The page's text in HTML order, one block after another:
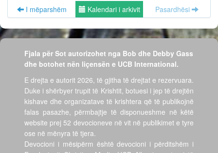
I mëparshëm Kalendari i arkivit Pasardhësi
Fjala për Sot autorizohet nga Bob dhe Debby Gass
dhe botohet nën liçensën e UCB International.
E drejta e autorit 2026, të gjitha të drejtat e rezervuara.
Duke i shërbyer trupit të Krishtit, botuesi i jep të drejtën
kishave dhe organizatave të krishtera që të publikojnë
falas pasazhe, përmbajtje të disponueshme në këtë
website prej 52 devocioneve në vit në publikimet e tyre
ose në mënyra të tjera.
Devocioni i mësipërm është devocioni i përditshëm i